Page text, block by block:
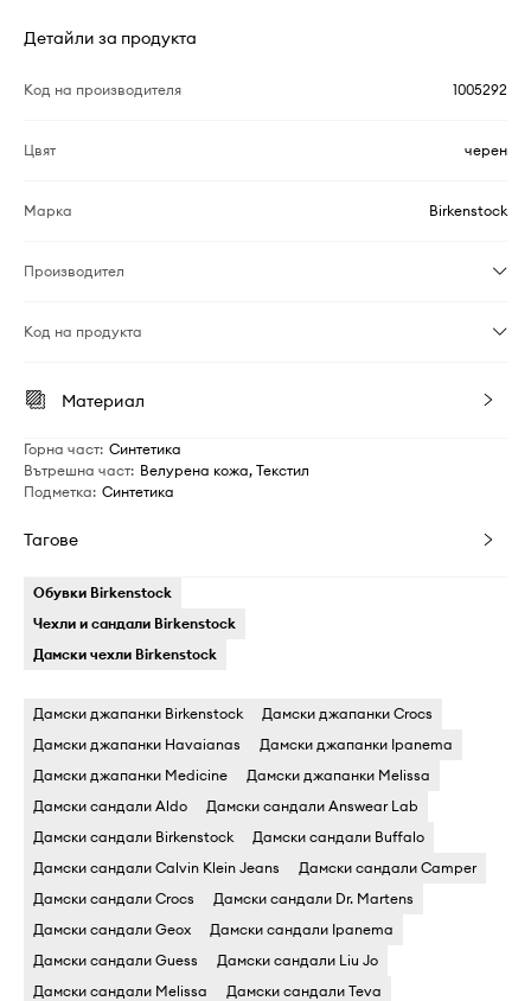
Детайли за продукта
Код на производителя 1005292
Цвят черен
Марка Birkenstock
Производител
Код на продукта
Материал
Горна част: Синтетика
Вътрешна част: Велурена кожа, Текстил
Подметка: Синтетика
Тагове
Обувки Birkenstock
Чехли и сандали Birkenstock
Дамски чехли Birkenstock
Дамски джапанки Birkenstock
Дамски джапанки Crocs
Дамски джапанки Havaianas
Дамски джапанки Ipanema
Дамски джапанки Medicine
Дамски джапанки Melissa
Дамски сандали Aldo
Дамски сандали Answear Lab
Дамски сандали Birkenstock
Дамски сандали Buffalo
Дамски сандали Calvin Klein Jeans
Дамски сандали Camper
Дамски сандали Crocs
Дамски сандали Dr. Martens
Дамски сандали Geox
Дамски сандали Ipanema
Дамски сандали Guess
Дамски сандали Liu Jo
Дамски сандали Melissa
Дамски сандали Teva